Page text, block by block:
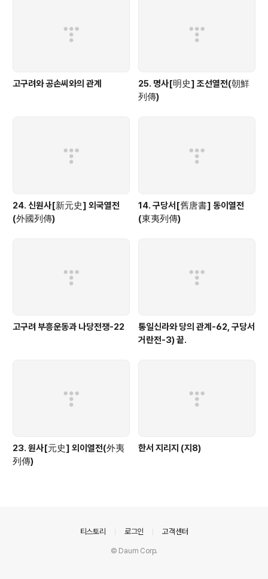
고구려와 공손씨와의 관계
25. 명사[明史] 조선열전(朝鮮
列傳)
24. 신원사[新元史] 외국열전
(外國列傳)
14. 구당서[舊唐書] 동이열전
(東夷列傳)
고구려 부흥운동과 나당전쟁-22
통일신라와 당의 관계-62, 구당서
거란전-3) 끝.
23. 원사[元史] 외이열전(外夷
列傳)
한서 지리지 (지8)
티스토리 로그인 고객센터
© Daum Corp.